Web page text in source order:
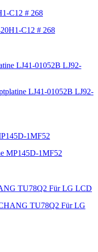
C12 # 268
LJ41-01052B LJ92-
MP145D-1MF52
TU78Q2 Für LG